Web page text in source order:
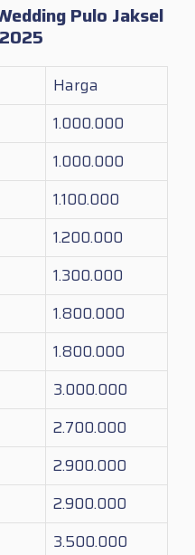
Pulo Jaksel
Harga
1.000.000
1.000.000
1.100.000
1.200.000
1.300.000
1.800.000
1.800.000
3.000.000
2.700.000
2.900.000
2.900.000
3.500.000